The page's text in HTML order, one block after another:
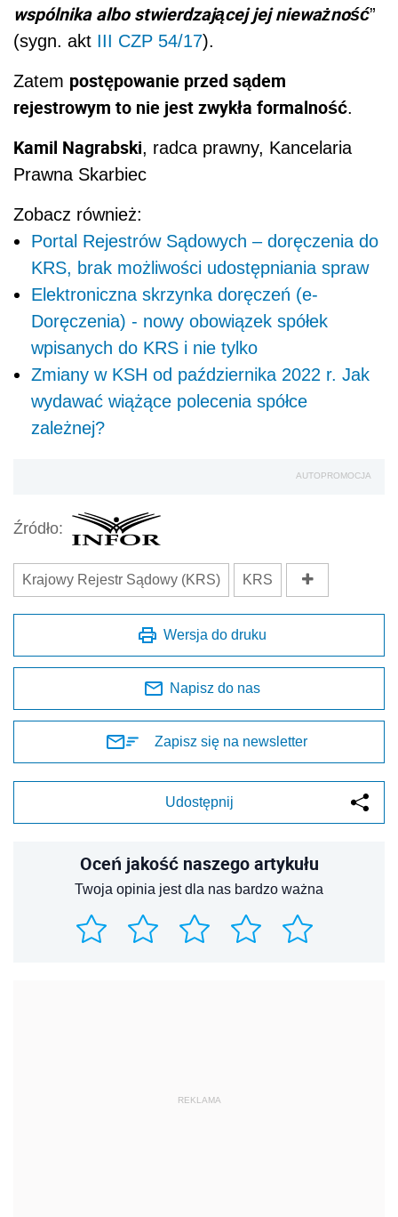
wspólnika albo stwierdzającej jej nieważność”
(sygn. akt III CZP 54/17).
Zatem postępowanie przed sądem
rejestrowym to nie jest zwykła formalność.
Kamil Nagrabski, radca prawny, Kancelaria
Prawna Skarbiec
Zobacz również:
Portal Rejestrów Sądowych – doręczenia do
KRS, brak możliwości udostępniania spraw
Elektroniczna skrzynka doręczeń (e-
Doręczenia) - nowy obowiązek spółek
wpisanych do KRS i nie tylko
Zmiany w KSH od października 2022 r. Jak
wydawać wiążące polecenia spółce
zależnej?
AUTOPROMOCJA
Źródło:
Krajowy Rejestr Sądowy (KRS) KRS
Wersja do druku
Napisz do nas
Zapisz się na newsletter
Udostępnij
Oceń jakość naszego artykułu
Twoja opinia jest dla nas bardzo ważna
REKLAMA